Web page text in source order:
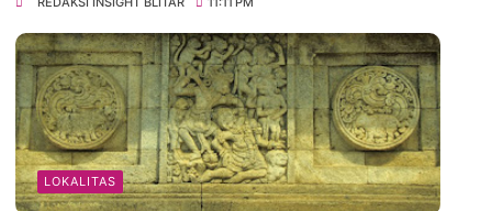
LOKALITAS